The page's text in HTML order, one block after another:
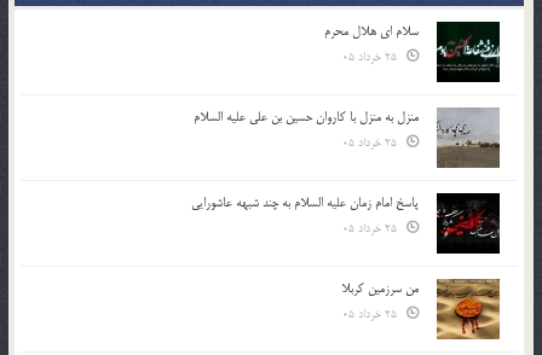
سلام ای هلال محرم
منزل به منزل با کاروان حسین بن علی علیه السلام
پاسخ امام زمان علیه السلام به چند شبهه عاشورایی
من سرزمین کربلا